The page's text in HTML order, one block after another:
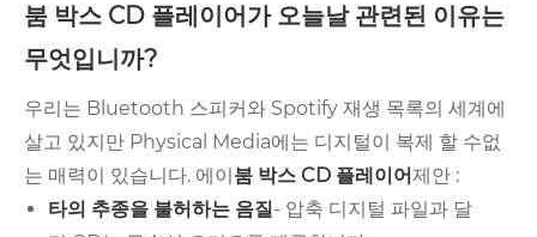
붐 박스 CD 플레이어가 오늘날 관련된 이유는
무엇입니까?
우리는 Bluetooth 스피커와 Spotify 재생 목록의 세계에
살고 있지만 Physical Media에는 ​​디지털이 복제 할 수없
는 매력이 있습니다. 에이붐 박스 CD 플레이어제안 :
타의 추종을 불허하는 음질- 압축 디지털 파일과 달